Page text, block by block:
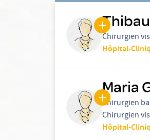
Chirurgien
Hôpital-
Maria
Chirurgien
Chirurgien
Hôpital-